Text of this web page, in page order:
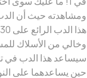
ومشاهدته حيث أن
وخالي من الأسلاك
سيساعد هذا الدب في
حين يساعدهما على